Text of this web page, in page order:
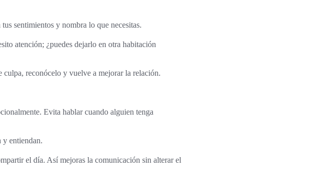
sentimientos y nombra lo que necesitas.
atención; ¿puedes dejarlo en otra habitación
culpa, reconócelo y vuelve a mejorar la relación.
Evita hablar cuando alguien tenga
y entiendan.
el día. Así mejoras la comunicación sin alterar el